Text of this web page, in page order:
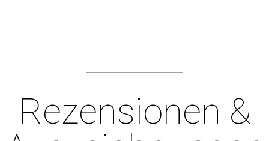
Rezensionen &